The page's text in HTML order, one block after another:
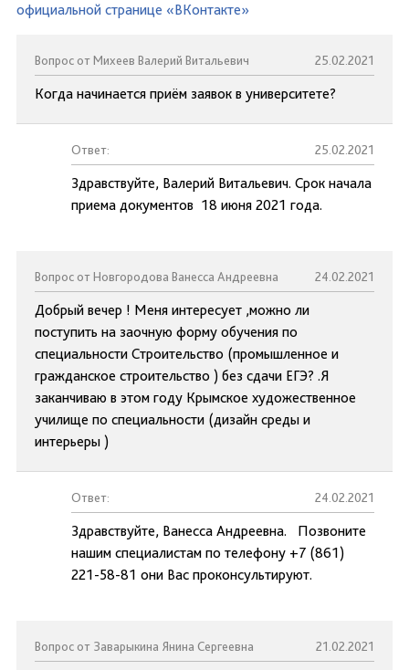
официальной странице «ВКонтакте»
Вопрос от Михеев Валерий Витальевич 25.02.2021
Когда начинается приём заявок в университете?
Ответ: 25.02.2021
Здравствуйте, Валерий Витальевич. Срок начала
приема документов 18 июня 2021 года.
Вопрос от Новгородова Ванесса Андреевна 24.02.2021
Добрый вечер ! Меня интересует ,можно ли
поступить на заочную форму обучения по
специальности Строительство (промышленное и
гражданское строительство ) без сдачи ЕГЭ? .Я
заканчиваю в этом году Крымское художественное
училище по специальности (дизайн среды и
интерьеры )
Ответ: 24.02.2021
Здравствуйте, Ванесса Андреевна. Позвоните
нашим специалистам по телефону +7 (861)
221-58-81 они Вас проконсультируют.
Вопрос от Заварыкина Янина Сергеевна 21.02.2021